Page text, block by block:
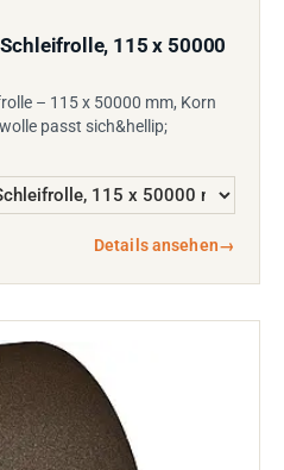
115 x 50000
– 115 x 50000 mm, Korn
passt sich&hellip;
Details ansehen→